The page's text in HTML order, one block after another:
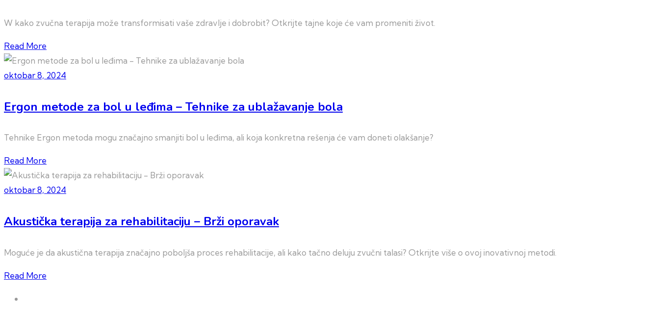
W kako zvučna terapija može transformisati vaše zdravlje i dobrobit? Otkrijte tajne koje će vam promeniti život.
Read More
oktobar 8, 2024
Ergon metode za bol u leđima – Tehnike za ublažavanje bola
Tehnike Ergon metoda mogu značajno smanjiti bol u leđima, ali koja konkretna rešenja će vam doneti olakšanje?
Read More
oktobar 8, 2024
Akustička terapija za rehabilitaciju – Brži oporavak
Moguće je da akustična terapija značajno poboljša proces rehabilitacije, ali kako tačno deluju zvučni talasi? Otkrijte više o ovoj inovativnoj metodi.
Read More